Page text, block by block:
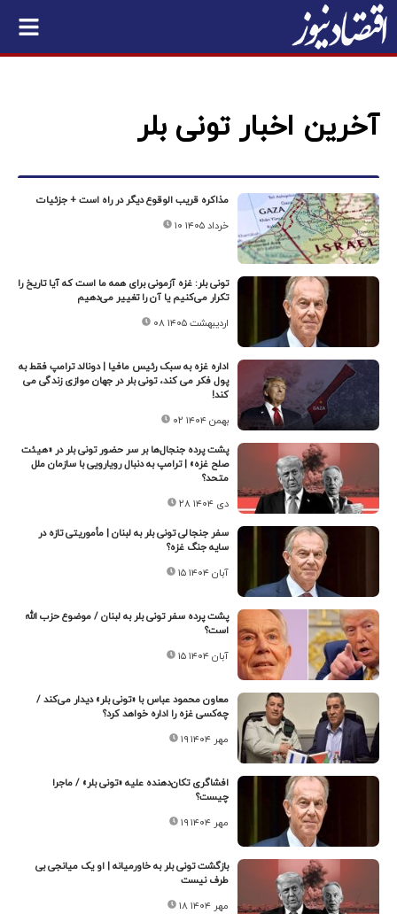
آخرین اخبار تونی بلر
مذاکره قریب الوقوع دیگر در راه است + جزئیات
۱۰ خرداد ۱۴۰۵
تونی بلر: غزه آزمونی برای همه ما است که آیا تاریخ را
تکرار می‌کنیم یا آن را تغییر می‌دهیم
۰۸ اردیبهشت ۱۴۰۵
اداره غزه به سبک رئیس مافیا | دونالد ترامپ فقط به
پول فکر می کند، تونی بلر در جهان موازی زندگی می
کند!
۰۲ بهمن ۱۴۰۴
پشت پرده جنجال‌ها بر سر حضور تونی بلر در «هیئت
صلح غزه» | ترامپ به دنبال رویارویی با سازمان ملل
متحد؟
۲۸ دی ۱۴۰۴
سفر جنجالی تونی بلر به لبنان | مأموریتی تازه در
سایه جنگ غزه؟
۱۵ آبان ۱۴۰۴
پشت پرده سفر تونی بلر به لبنان / موضوع حزب الله
است؟
۱۵ آبان ۱۴۰۴
معاون محمود عباس با «تونی بلر» دیدار می‌کند /
چه‌کسی غزه را اداره خواهد کرد؟
۱۹ مهر ۱۴۰۴
افشاگری تکان‌دهنده علیه «تونی بلر» / ماجرا
چیست؟
۱۹ مهر ۱۴۰۴
بازگشت تونی بلر به خاورمیانه | او یک میانجی بی
طرف نیست
۱۸ مهر ۱۴۰۴